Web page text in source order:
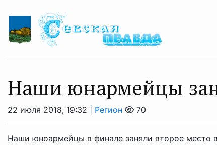
Наши юнармейцы
22 июля 2018, 19:32 | Регион 70
Наши юноармейцы в финале заняли второе место